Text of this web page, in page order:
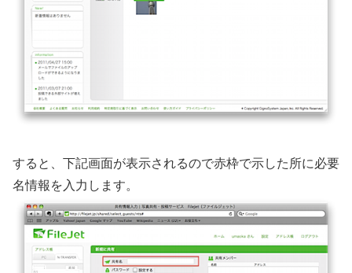
すると、下記画面が表示されるので赤枠で示した所に必要
名情報を入力します。